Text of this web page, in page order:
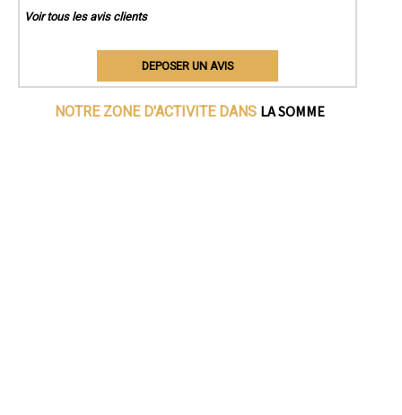
Voir tous les avis clients
DEPOSER UN AVIS
NOTRE ZONE D'ACTIVITE DANS LA SOMME